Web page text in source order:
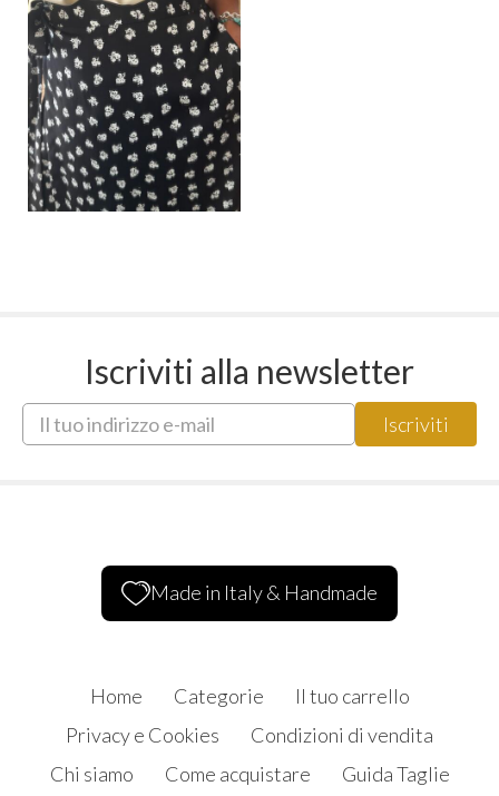
Iscriviti alla newsletter
Made in Italy & Handmade
Home Categorie
Il tuo carrello
Privacy e Cookies
Condizioni di vendita
Chi siamo
Come acquistare Guida Taglie